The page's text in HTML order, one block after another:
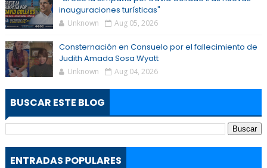
inauguraciones turísticas"
Unknown Aug 05, 2026
Consternación en Consuelo por el fallecimiento de
Judith Amada Sosa Wyatt
Unknown Aug 04, 2026
BUSCAR ESTE BLOG
ENTRADAS POPULARES